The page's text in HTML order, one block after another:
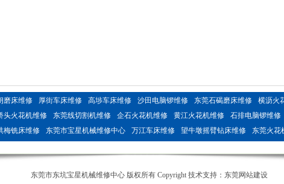
磨床维修 厚街车床维修 高埗车床维修 沙田电脑锣维修 东莞石碣磨床维修
横沥火
头火花机维修 东莞线切割机维修 企石火花机维修 黄江火花机维修
石排电脑锣维修
梅铣床维修 东莞市宝星机械维修中心 万江车床维修 望牛墩摇臂钻床维修
东莞火花
东莞市东坑宝星机械维修中心 版权所有 Copyright 技术支持： 东莞网站建设